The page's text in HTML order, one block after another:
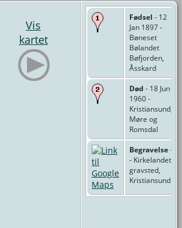
Vis
kartet
Fødsel - 12
Jan 1897 -
Bøneset
Bølandet
Bøfjorden,
Åsskard
Død - 18 Jun
1960 -
Kristiansund,
Møre og
Romsdal
Begravelse-
- Kirkelandet
gravsted,
Kristiansund